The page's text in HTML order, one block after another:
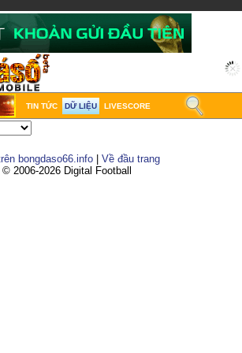
TIN TỨC DỮ LIỆU LIVESCORE
bongdaso66.info
Về đầu trang
© 2006-2026 Digital Football